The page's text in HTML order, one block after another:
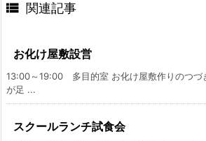
 関連記事
お化け屋敷設営
13:00～19:00 多目的室 お化け屋敷作りのつづ
が足 ...
スクールランチ試食会